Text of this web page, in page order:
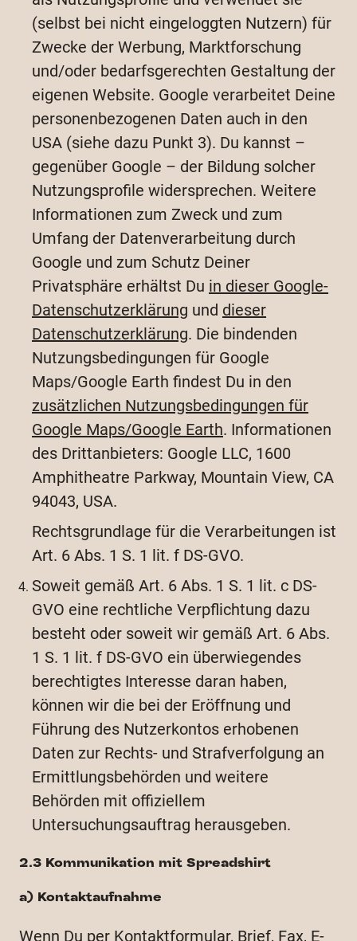
(selbst bei nicht eingeloggten Nutzern) für
Zwecke der Werbung, Marktforschung
und/oder bedarfsgerechten Gestaltung der
eigenen Website. Google verarbeitet Deine
personenbezogenen Daten auch in den
USA (siehe dazu Punkt 3). Du kannst –
gegenüber Google – der Bildung solcher
Nutzungsprofile widersprechen. Weitere
Informationen zum Zweck und zum
Umfang der Datenverarbeitung durch
Google und zum Schutz Deiner
Privatsphäre erhältst Du in dieser Google-
Datenschutzerklärung und dieser
Datenschutzerklärung. Die bindenden
Nutzungsbedingungen für Google
Maps/Google Earth findest Du in den
zusätzlichen Nutzungsbedingungen für
Google Maps/Google Earth. Informationen
des Drittanbieters: Google LLC, 1600
Amphitheatre Parkway, Mountain View, CA
94043, USA.
Rechtsgrundlage für die Verarbeitungen ist
Art. 6 Abs. 1 S. 1 lit. f DS-GVO.
Soweit gemäß Art. 6 Abs. 1 S. 1 lit. c DS-
GVO eine rechtliche Verpflichtung dazu
besteht oder soweit wir gemäß Art. 6 Abs.
1 S. 1 lit. f DS-GVO ein überwiegendes
berechtigtes Interesse daran haben,
können wir die bei der Eröffnung und
Führung des Nutzerkontos erhobenen
Daten zur Rechts- und Strafverfolgung an
Ermittlungsbehörden und weitere
Behörden mit offiziellem
Untersuchungsauftrag herausgeben.
2.3 Kommunikation mit Spreadshirt
a) Kontaktaufnahme
Wenn Du per Kontaktformular, Brief, Fax, E-